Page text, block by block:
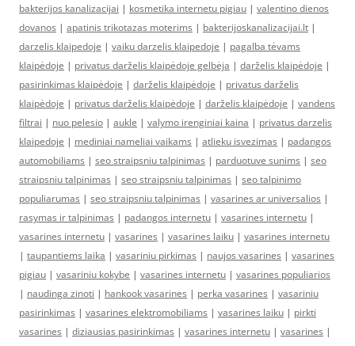
bakterijos kanalizacijai | kosmetika internetu pigiau | valentino dienos
dovanos | apatinis trikotazas moterims | bakterijoskanalizacijai.lt |
darzelis klaipedoje | vaiku darzelis klaipedoje | pagalba tėvams
klaipėdoje | privatus darželis klaipėdoje gelbėja | darželis klaipėdoje |
pasirinkimas klaipėdoje | darželis klaipėdoje | privatus darželis
klaipėdoje | privatus darželis klaipėdoje | darželis klaipėdoje | vandens
filtrai | nuo pelesio | aukle | valymo irenginiai kaina | privatus darzelis
klaipedoje | mediniai nameliai vaikams | atlieku isvezimas | padangos
automobiliams | seo straipsniu talpinimas | parduotuve sunims | seo
straipsniu talpinimas | seo straipsniu talpinimas | seo talpinimo
populiarumas | seo straipsniu talpinimas | vasarines ar universalios |
rasymas ir talpinimas | padangos internetu | vasarines internetu |
vasarines internetu | vasarines | vasarines laiku | vasarines internetu
| taupantiems laika | vasariniu pirkimas | naujos vasarines | vasarines
pigiau | vasariniu kokybe | vasarines internetu | vasarines populiarios
| naudinga zinoti | hankook vasarines | perka vasarines | vasariniu
pasirinkimas | vasarines elektromobiliams | vasarines laiku | pirkti
vasarines | diziausias pasirinkimas | vasarines internetu | vasarines |